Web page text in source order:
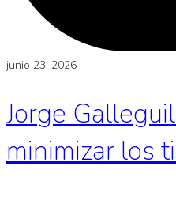
junio 23, 2026
Jorge
minimizar los